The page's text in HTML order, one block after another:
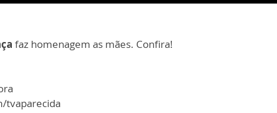
faz homenagem as mães. Confira!
tvaparecida